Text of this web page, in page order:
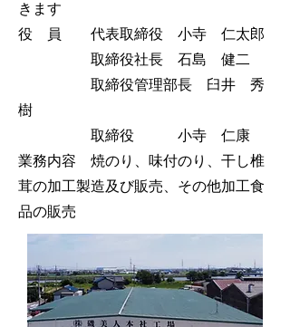
きます
役 員 代表取締役 小寺 仁太郎
取締役社長 石島 健二
取締役管理部長 臼井 秀
樹
取締役 小寺 仁康
業務内容 焼のり、味付のり、干し椎
茸の加工製造及び販売、その他加工食
品の販売